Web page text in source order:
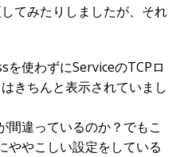
てみたりしましたが、それ
使わずにServiceのTCPロ
きちんと表示されていまし
間違っているのか？でもこ
やこしい設定をしている